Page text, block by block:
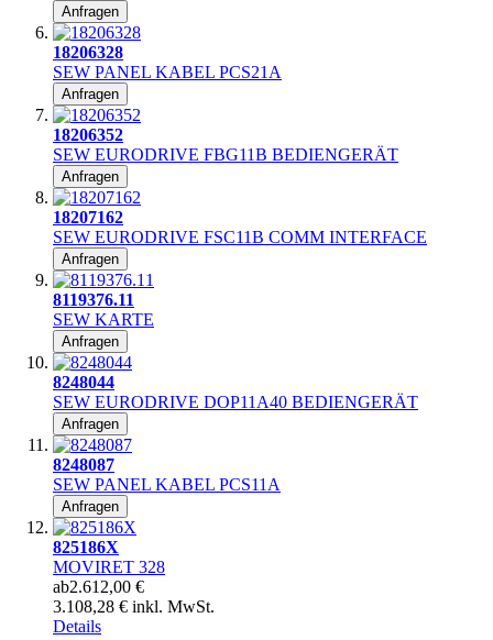
Anfragen
18206328
SEW PANEL KABEL PCS21A
Anfragen
18206352
SEW EURODRIVE FBG11B BEDIENGERÄT
Anfragen
18207162
SEW EURODRIVE FSC11B COMM INTERFACE
Anfragen
8119376.11
SEW KARTE
Anfragen
8248044
SEW EURODRIVE DOP11A40 BEDIENGERÄT
Anfragen
8248087
SEW PANEL KABEL PCS11A
Anfragen
825186X
MOVIRET 328
ab2.612,00 €
3.108,28 € inkl. MwSt.
Details